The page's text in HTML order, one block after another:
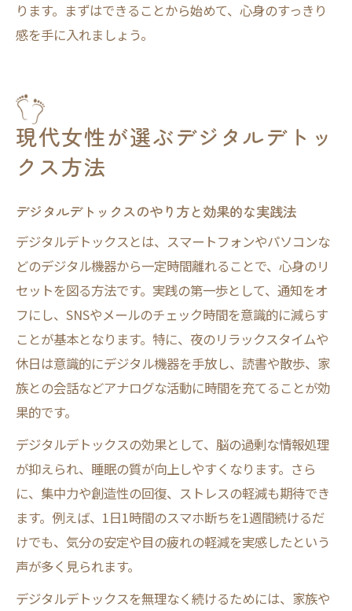
ります。まずはできることから始めて、心身のすっきり
感を手に入れましょう。
現代女性が選ぶデジタルデトッ
クス方法
デジタルデトックスのやり方と効果的な実践法
デジタルデトックスとは、スマートフォンやパソコンな
どのデジタル機器から一定時間離れることで、心身のリ
セットを図る方法です。実践の第一歩として、通知をオ
フにし、SNSやメールのチェック時間を意識的に減らす
ことが基本となります。特に、夜のリラックスタイムや
休日は意識的にデジタル機器を手放し、読書や散歩、家
族との会話などアナログな活動に時間を充てることが効
果的です。
デジタルデトックスの効果として、脳の過剰な情報処理
が抑えられ、睡眠の質が向上しやすくなります。さら
に、集中力や創造性の回復、ストレスの軽減も期待でき
ます。例えば、1日1時間のスマホ断ちを1週間続けるだ
けでも、気分の安定や目の疲れの軽減を実感したという
声が多く見られます。
デジタルデトックスを無理なく続けるためには、家族や